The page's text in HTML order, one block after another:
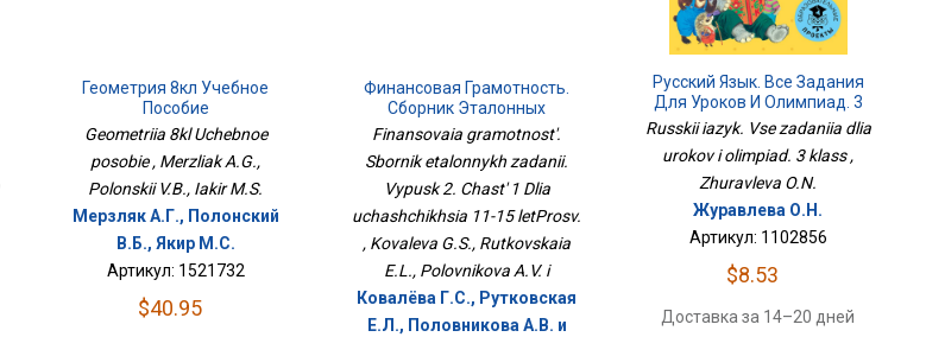
Геометрия 8кл Учебное
Пособие
Geometriia 8kl Uchebnoe
posobie , Merzliak A.G.,
Polonskii V.B., Iakir M.S.
Мерзляк А.Г., Полонский
В.Б., Якир М.С.
Артикул: 1521732
$40.95
Финансовая Грамотность.
Сборник Эталонных
Заданий. Выпуск 2. Часть 1
Для Учащихся 11-15
ЛетПросв.
Finansovaia gramotnost'.
Sbornik etalonnykh zadanii.
Vypusk 2. Chast' 1 Dlia
uchashchikhsia 11-15 letProsv.
, Kovaleva G.S., Rutkovskaia
E.L., Polovnikova A.V. i
Ковалёва Г.С., Рутковская
Е.Л., Половникова А.В. и
Русский Язык. Все Задания
Для Уроков И Олимпиад. 3
Класс
Russkii iazyk. Vse zadaniia dlia
urokov i olimpiad. 3 klass ,
Zhuravleva O.N.
Журавлева О.Н.
Артикул: 1102856
$8.53
Доставка за 14–20 дней